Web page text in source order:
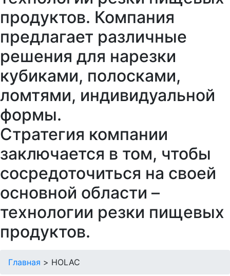
продуктов. Компания
предлагает различные
решения для нарезки
кубиками, полосками,
ломтями, индивидуальной
формы.
Стратегия компании
заключается в том, чтобы
сосредоточиться на своей
основной области –
технологии резки пищевых
продуктов.
Главная > HOLAC